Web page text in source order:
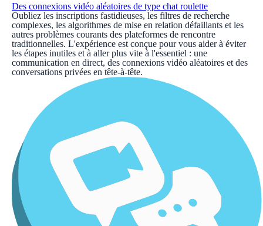
Des connexions vidéo aléatoires de type chat roulette
Oubliez les inscriptions fastidieuses, les filtres de recherche
complexes, les algorithmes de mise en relation défaillants et les
autres problèmes courants des plateformes de rencontre
traditionnelles. L'expérience est conçue pour vous aider à éviter
les étapes inutiles et à aller plus vite à l'essentiel : une
communication en direct, des connexions vidéo aléatoires et des
conversations privées en tête-à-tête.